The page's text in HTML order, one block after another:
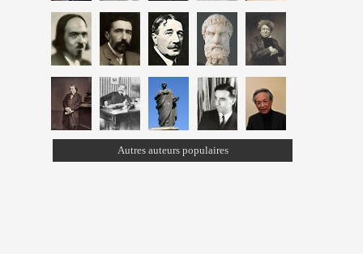
Autres auteurs populaires